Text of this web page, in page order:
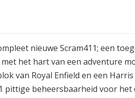
nieuwe Scram411; een
met het hart van een adventure
van Royal Enfield en een
pittige beheersbaarheid voor het